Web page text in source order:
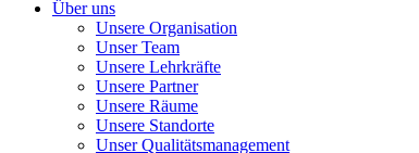
Über uns
Unsere Organisation
Unser Team
Unsere Lehrkräfte
Unsere Partner
Unsere Räume
Unsere Standorte
Unser Qualitätsmanagement